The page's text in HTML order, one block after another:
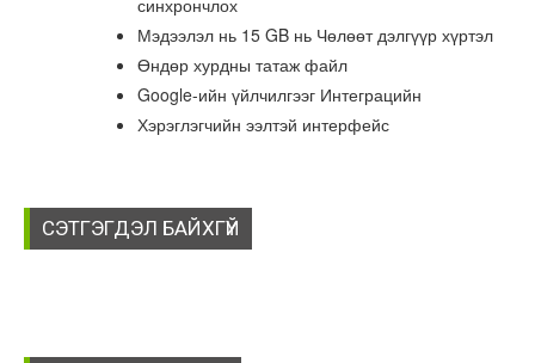
Мэдээлэл нь 15 GB нь Чөлөөт дэлгүүр хүртэл
Өндөр хурдны татаж файл
Google-ийн үйлчилгээг Интеграцийн
Хэрэглэгчийн ээлтэй интерфейс
СЭТГЭГДЭЛ БАЙХГҮЙ